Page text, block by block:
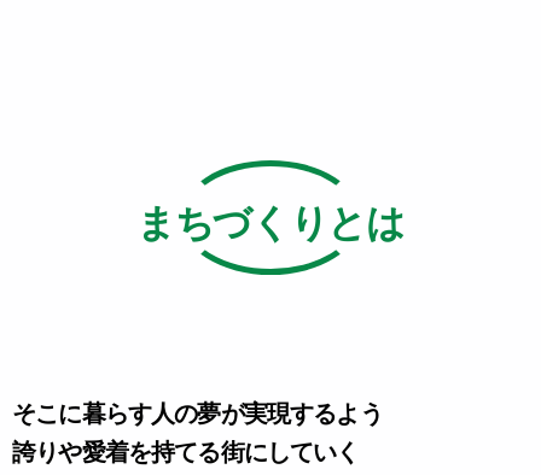
まちづくりとは
そこに暮らす人の夢が実現するよう
誇りや愛着を持てる街にしていく